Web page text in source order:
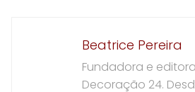
Beatrice Pereira
Fundadora e
Decoração 24.